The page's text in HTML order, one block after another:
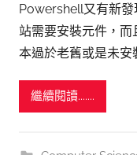
Powershell又有新發
站需要安裝元件，
本過於老舊或是未安
繼續閱讀.......